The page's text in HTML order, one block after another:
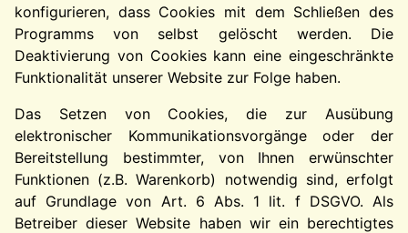
konfigurieren, dass Cookies mit dem Schließen des
Programms von selbst gelöscht werden. Die
Deaktivierung von Cookies kann eine eingeschränkte
Funktionalität unserer Website zur Folge haben.
Das Setzen von Cookies, die zur Ausübung
elektronischer Kommunikationsvorgänge oder der
Bereitstellung bestimmter, von Ihnen erwünschter
Funktionen (z.B. Warenkorb) notwendig sind, erfolgt
auf Grundlage von Art. 6 Abs. 1 lit. f DSGVO. Als
Betreiber dieser Website haben wir ein berechtigtes